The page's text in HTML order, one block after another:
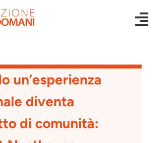
un’esperienza
diventa
di comunità: